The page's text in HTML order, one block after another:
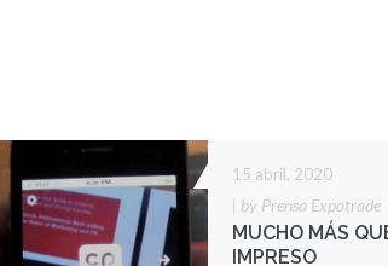
15 abril, 2020
| by Prensa Expotrade
MUCHO MÁS
IMPRESO